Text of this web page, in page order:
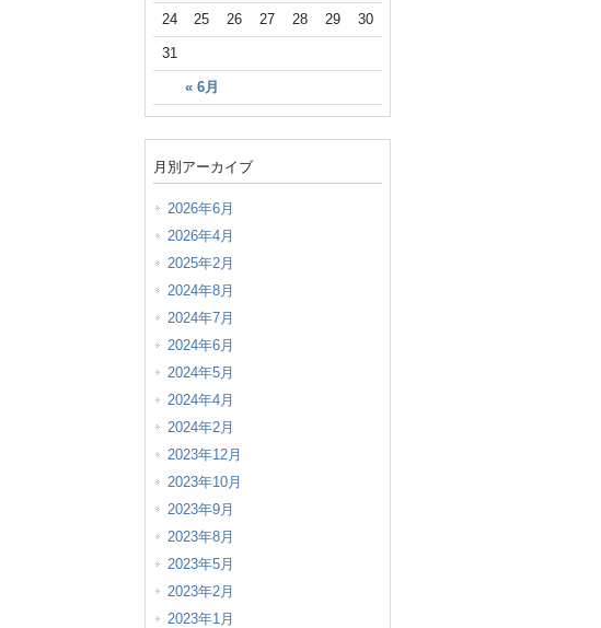
« 6月
24 25 26 27 28 29 30
31
月別アーカイブ
2026年6月
2026年4月
2025年2月
2024年8月
2024年7月
2024年6月
2024年5月
2024年4月
2024年2月
2023年12月
2023年10月
2023年9月
2023年8月
2023年5月
2023年2月
2023年1月